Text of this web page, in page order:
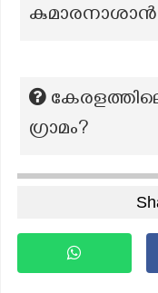
ഗ്രാമം?